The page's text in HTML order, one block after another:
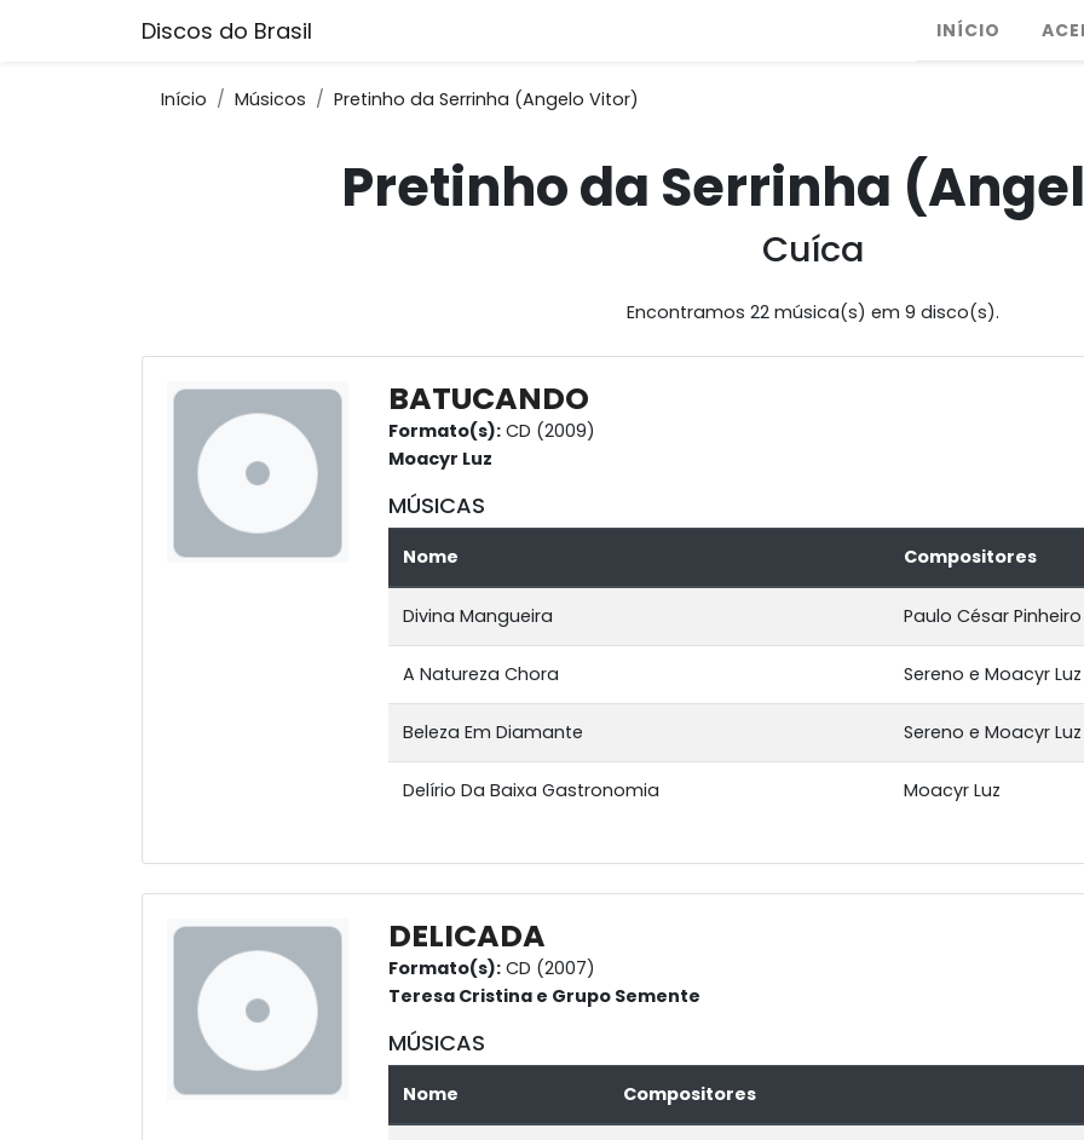
Discos do Brasil INÍCIO
Início Músicos Pretinho da Serrinha (Angelo Vitor)
Pretinho da Serrinha
Cuíca
Encontramos 22 música(s) em 9 disco(s).
BATUCANDO
Formato(s): CD (2009)
Moacyr Luz
MÚSICAS
Nome Compositores
Divina Mangueira Paulo César
A Natureza Chora Sereno e Moacyr Luz
Beleza Em Diamante Sereno e Moacyr Luz
Delírio Da Baixa Gastronomia Moacyr Luz
DELICADA
Formato(s): CD (2007)
Teresa Cristina e Grupo Semente
MÚSICAS
Nome Compositores